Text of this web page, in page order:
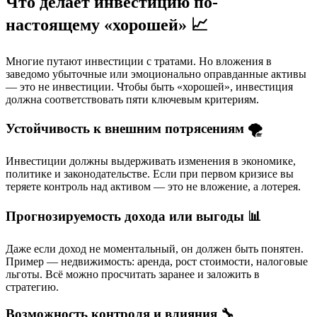
настоящему «хорошей» 📈
Многие путают инвестиции с тратами. Но вложения в
заведомо убыточные или эмоционально оправданные активы
— это не инвестиции. Чтобы быть «хорошей», инвестиция
должна соответствовать пяти ключевым критериям.
Устойчивость к внешним потрясениям 🌪️
Инвестиции должны выдерживать изменения в экономике,
политике и законодательстве. Если при первом кризисе вы
теряете контроль над активом — это не вложение, а лотерея.
Прогнозируемость дохода или выгоды 📊
Даже если доход не моментальный, он должен быть понятен.
Пример — недвижимость: аренда, рост стоимости, налоговые
льготы. Всё можно просчитать заранее и заложить в
стратегию.